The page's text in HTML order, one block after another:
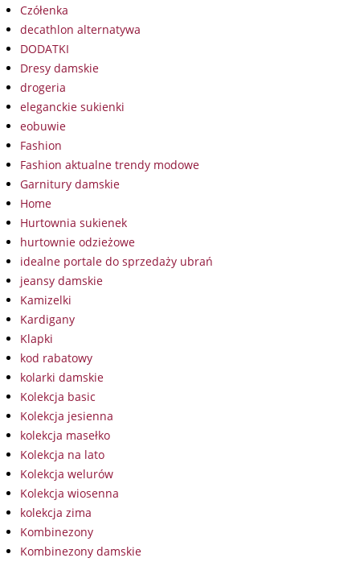
Czółenka
decathlon alternatywa
DODATKI
Dresy damskie
drogeria
eleganckie sukienki
eobuwie
Fashion
Fashion aktualne trendy modowe
Garnitury damskie
Home
Hurtownia sukienek
hurtownie odzieżowe
idealne portale do sprzedaży ubrań
jeansy damskie
Kamizelki
Kardigany
Klapki
kod rabatowy
kolarki damskie
Kolekcja basic
Kolekcja jesienna
kolekcja masełko
Kolekcja na lato
Kolekcja welurów
Kolekcja wiosenna
kolekcja zima
Kombinezony
Kombinezony damskie